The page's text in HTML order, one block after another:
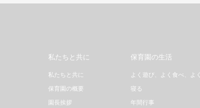
私たちと共に
私たちと共に
保育園の概要
園長挨拶
保育園の生活
よく遊び、よく食べ、よく
寝る
年間行事